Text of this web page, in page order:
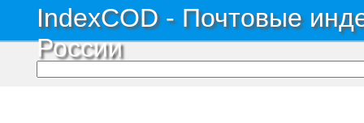
IndexCOD - Почтовые
России